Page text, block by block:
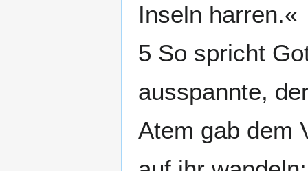
Inseln harren.«
5 So spricht
ausspannte,
Atem gab dem